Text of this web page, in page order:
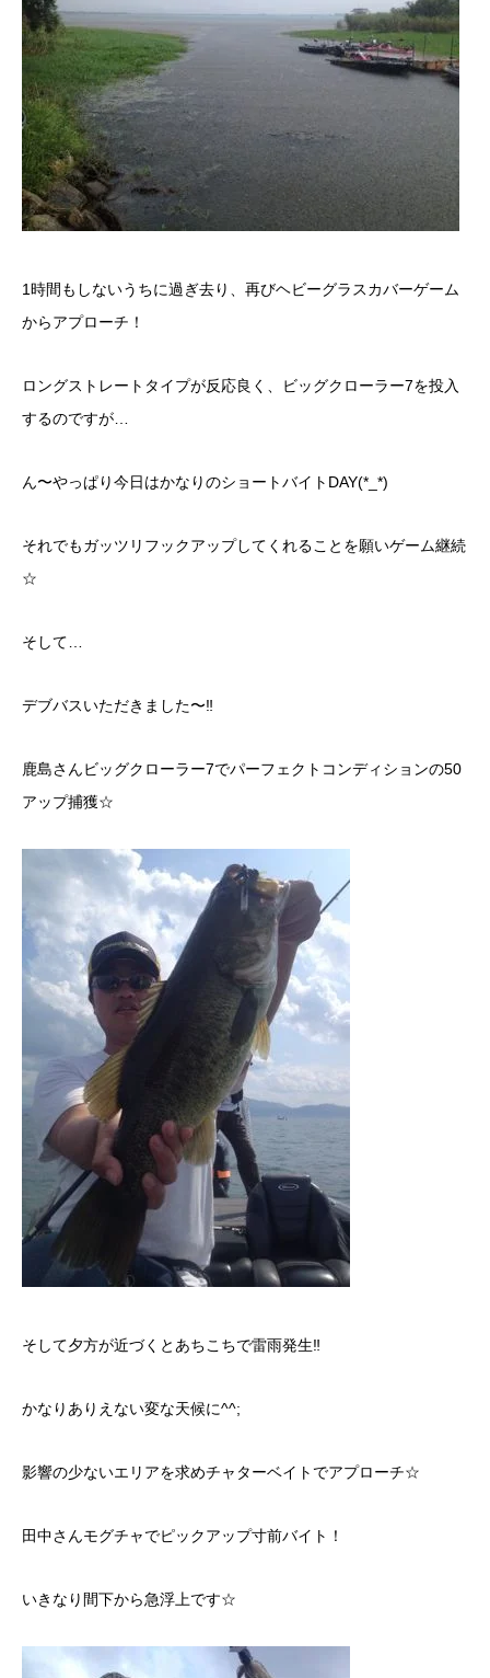
1時間もしないうちに過ぎ去り、再びヘビーグラスカバーゲーム
からアプローチ！
ロングストレートタイプが反応良く、ビッグクローラー7を投入
するのですが…
ん〜やっぱり今日はかなりのショートバイトDAY(*_*)
それでもガッツリフックアップしてくれることを願いゲーム継続
☆
そして…
デブバスいただきました〜‼︎
鹿島さんビッグクローラー7でパーフェクトコンディションの50
アップ捕獲☆
そして夕方が近づくとあちこちで雷雨発生‼︎
かなりありえない変な天候に^^;
影響の少ないエリアを求めチャターベイトでアプローチ☆
田中さんモグチャでピックアップ寸前バイト！
いきなり間下から急浮上です☆